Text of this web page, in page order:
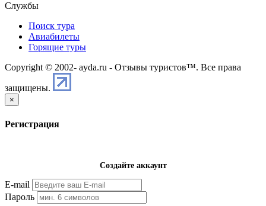
Службы
Поиск тура
Авиабилеты
Горящие туры
Copyright © 2002- ayda.ru - Отзывы туристов™. Все права
защищены.
×
Регистрация
Создайте аккаунт
E-mail
Пароль